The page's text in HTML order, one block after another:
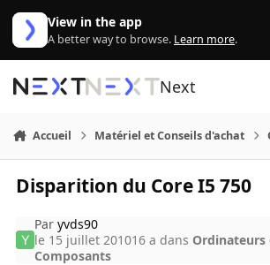
Aller au contenu
View in the app
A better way to browse. Learn more.
Next
Accueil Matériel et Conseils d'achat
Disparition du Core I5 750
Paryvds90
le 15 juillet 201016 a dans Ordinateurs
Composants